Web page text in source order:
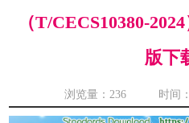
（T/CECS10380-
版下
浏览量： 236 时间：